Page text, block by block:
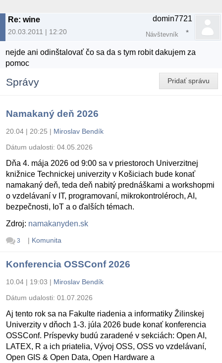
Re: wine
20.03.2011 | 12:20
domin7721
Návštevník
nejde ani odinštalovať čo sa da s tym robit dakujem za
pomoc
Pridať správu
Správy
Namakaný deň 2026
20.04 | 20:25 | Miroslav Bendík
Dátum udalosti: 04.05.2026
Dňa 4. mája 2026 od 9:00 sa v priestoroch Univerzitnej
knižnice Technickej univerzity v Košiciach bude konať
namakaný deň, teda deň nabitý prednáškami a workshopmi
o vzdelávaní v IT, programovaní, mikrokontroléroch, AI,
bezpečnosti, IoT a o ďalších témach.
Zdroj: namakanyden.sk
3 | Komunita
Konferencia OSSConf 2026
10.04 | 19:03 | Miroslav Bendík
Dátum udalosti: 01.07.2026
Aj tento rok sa na Fakulte riadenia a informatiky Žilinskej
Univerzity v dňoch 1-3. júla 2026 bude konať konferencia
OSSConf. Príspevky budú zaradené v sekciách: Open AI,
LATEX, R a ich priatelia, Vývoj OSS, OSS vo vzdelávaní,
Open GIS & Open Data, Open Hardware a